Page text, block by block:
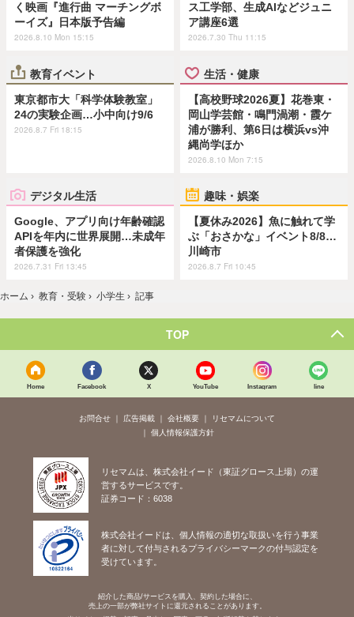
く映画『進行曲 マーチングボ
ーイズ』日本版予告編
2026.8.10 Mon 15:15
ス工学部、生成AIなどジュニ
ア講座6選
2026.7.30 Thu 11:15
教育イベント
東京都市大「科学体験教室」
24の実験企画…小中向け9/6
2026.8.7 Fri 18:15
生活・健康
【高校野球2026夏】花巻東・
岡山学芸館・鳴門渦潮・霞ケ
浦が勝利、第6日は横浜vs沖
縄尚学ほか
2026.8.10 Mon 7:15
デジタル生活
Google、アプリ向け年齢確認
APIを年内に世界展開…未成年
者保護を強化
2026.7.31 Fri 13:45
趣味・娯楽
【夏休み2026】魚に触れて学
ぶ「おさかな」イベント8/8…
川崎市
2026.8.7 Fri 10:45
ホーム › 教育・受験 › 小学生 › 記事
TOP
Home Facebook X YouTube Instagram line
お問合せ 広告掲載 会社概要
リセマムについて
個人情報保護方針
リセマムは、株式会社イード（東証グロース上場）の運
営するサービスです。
証券コード：6038
株式会社イードは、個人情報の適切な取扱いを行う事業
者に対して付与されるプライバシーマークの付与認定を
受けています。
紹介した商品/サービスを購入、契約した場合に、
売上の一部が弊社サイトに還元されることがあります。